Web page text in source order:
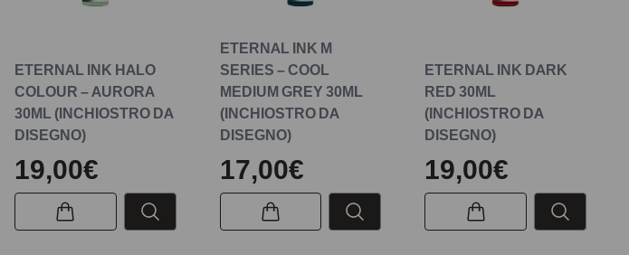
ETERNAL INK HALO
COLOUR – AURORA
30ML (INCHIOSTRO DA
DISEGNO)
19,00€
ETERNAL INK M
SERIES – COOL
MEDIUM GREY 30ML
(INCHIOSTRO DA
DISEGNO)
17,00€
ETERNAL INK DARK
RED 30ML
(INCHIOSTRO DA
DISEGNO)
19,00€